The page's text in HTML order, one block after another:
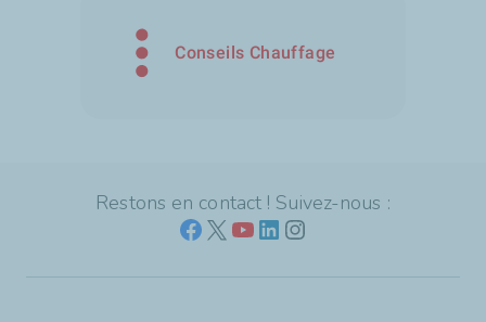
Conseils Chauffage
Restons en contact ! Suivez-nous :